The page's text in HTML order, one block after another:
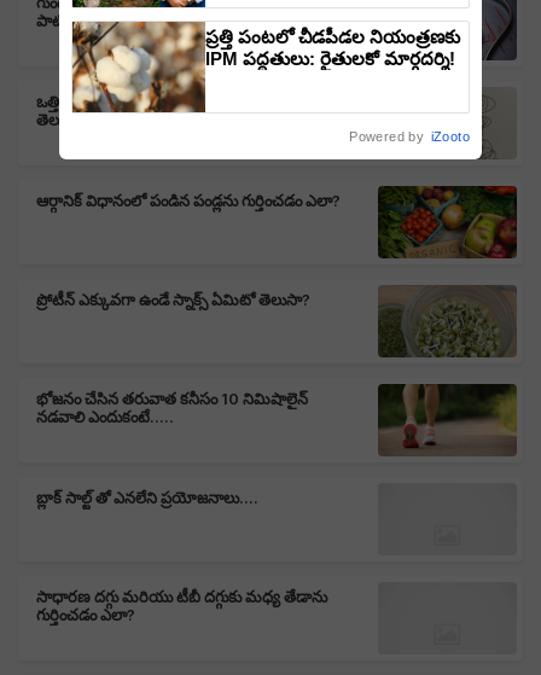
పాటించండి.....
ఒత్తిడిని తగ్గించే ఆయుర్వేద పానీయాలు ఏమిటో మీకు
తెలుసా?
ఆర్గానిక్ విధానంలో పండిన పండ్లను గుర్తించడం ఎలా?
ప్రోటీన్ ఎక్కువగా ఉండే స్నాక్స్ ఏమిటో తెలుసా?
భోజనం చేసిన తరువాత కనీసం 10 నిమిషాలైన్
నడవాలి ఎందుకంటే.....
బ్లాక్ సాల్ట్ తో ఎనలేని ప్రయోజనాలు....
సాధారణ దగ్గు మరియు టీబీ దగ్గుకు మధ్య తేడాను
గుర్తించడం ఎలా?
త్రిపాఠి
ప్రత్తి పంటలో చీడపీడల నియంత్రణకు
IPM పద్ధతులు: రైతులకో మార్గదర్శి!
Powered by iZooto